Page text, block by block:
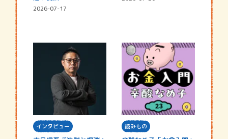
2026-07-17
インタビュー 読みもの